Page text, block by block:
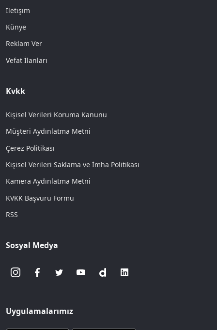
İletişim
Künye
Reklam Ver
Vefat İlanları
Kvkk
Kişisel Verileri Koruma Kanunu
Müşteri Aydınlatma Metni
Çerez Politikası
Kişisel Verileri Saklama ve İmha Politikası
Kamera Aydınlatma Metni
KVKK Başvuru Formu
RSS
Sosyal Medya
Uygulamalarımız